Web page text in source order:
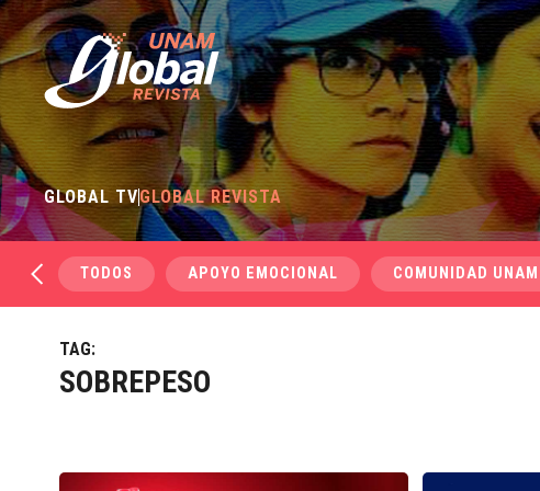
GLOBAL TVGLOBAL REVISTA
TODOS APOYO EMOCIONAL COMUNIDAD UNAM
TAG:
SOBREPESO